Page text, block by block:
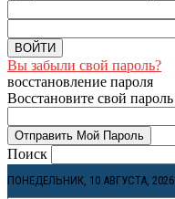
Вы забыли свой пароль?
восстановление пароля
Восстановите свой пароль
Поиск
ПОНЕДЕЛЬНИК, 10 АВГУСТА, 2026